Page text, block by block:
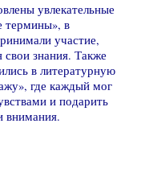
увлекательные
термины», в
участие,
свои знания. Также
в литературную
где каждый мог
и подарить
внимания.